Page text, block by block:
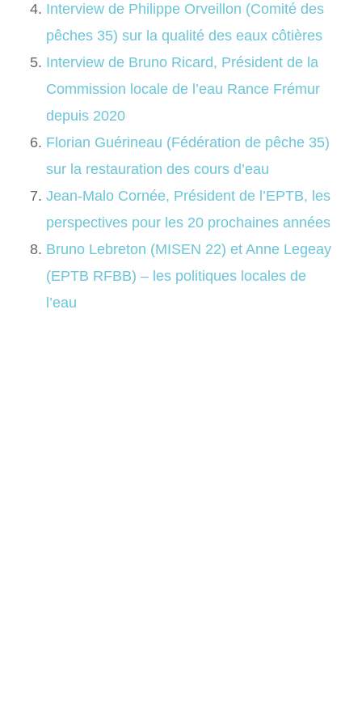
Interview de Philippe Orveillon (Comité des
pêches 35) sur la qualité des eaux côtières
Interview de Bruno Ricard, Président de la
Commission locale de l’eau Rance Frémur
depuis 2020
Florian Guérineau (Fédération de pêche 35)
sur la restauration des cours d’eau
Jean-Malo Cornée, Président de l’EPTB, les
perspectives pour les 20 prochaines années
Bruno Lebreton (MISEN 22) et Anne Legeay
(EPTB RFBB) – les politiques locales de
l’eau